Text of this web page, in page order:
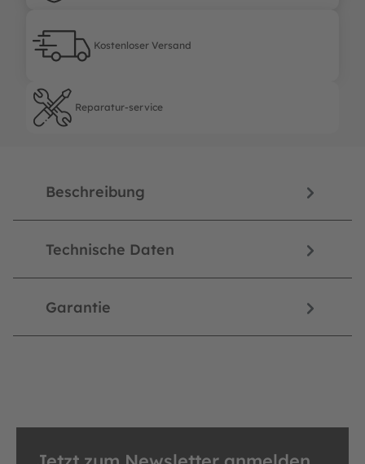
Kostenloser Versand
Kostenloser Versand
Reparatur-service
Reparatur-service
Beschreibung
Technische Daten
Garantie